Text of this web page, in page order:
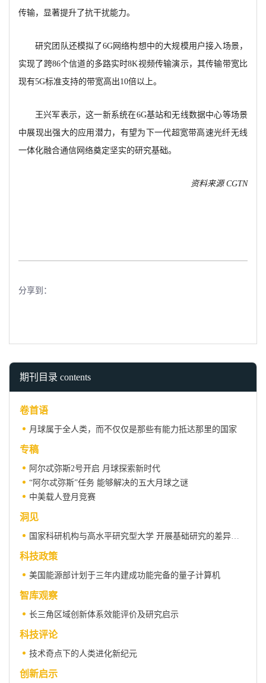
传输，显著提升了抗干扰能力。
研究团队还模拟了6G网络构想中的大规模用户接入场景，
实现了跨86个信道的多路实时8K视频传输演示，其传输带宽比
现有5G标准支持的带宽高出10倍以上。
王兴军表示，这一新系统在6G基站和无线数据中心等场景
中展现出强大的应用潜力，有望为下一代超宽带高速光纤无线
一体化融合通信网络奠定坚实的研究基础。
资料来源CGTN
分享到：
期刊目录 contents
卷首语
月球属于全人类，而不仅仅是那些有能力抵达那里的国家
专稿
阿尔忒弥斯2号开启 月球探索新时代
“阿尔忒弥斯”任务 能够解决的五大月球之谜
中美载人登月竞赛
洞见
科技政策
美国能源部计划于三年内建成功能完备的量子计算机
智库观察
长三角区域创新体系效能评价及研究启示
科技评论
技术奇点下的人类进化新纪元
创新启示